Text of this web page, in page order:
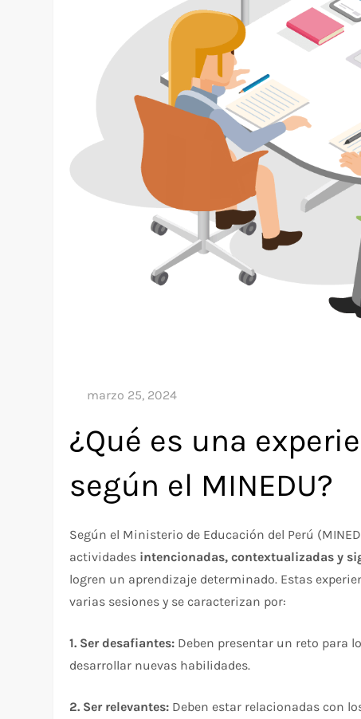
¿Qué es una
según el MINEDU?
Según el Ministerio de Educación del Perú
actividades intencionadas, contextualizadas y
logren un aprendizaje determinado. Estas
varias sesiones y se caracterizan por:
1. Ser desafiantes: Deben presentar un reto para
desarrollar nuevas habilidades.
2. Ser relevantes: Deben estar relacionadas con